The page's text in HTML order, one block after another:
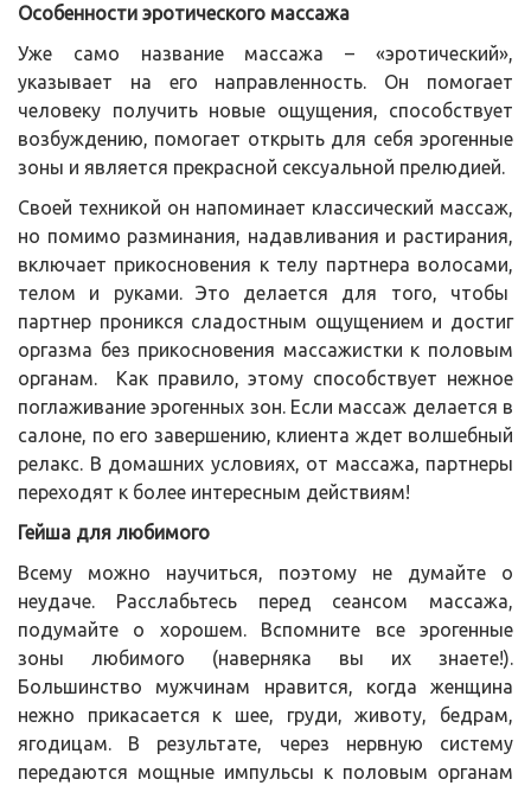
Особенности эротического массажа
Уже само название массажа – «эротический»,
указывает на его направленность. Он помогает
человеку получить новые ощущения, способствует
возбуждению, помогает открыть для себя эрогенные
зоны и является прекрасной сексуальной прелюдией.
Своей техникой он напоминает классический массаж,
но помимо разминания, надавливания и растирания,
включает прикосновения к телу партнера волосами,
телом и руками. Это делается для того, чтобы
партнер проникся сладостным ощущением и достиг
оргазма без прикосновения массажистки к половым
органам. Как правило, этому способствует нежное
поглаживание эрогенных зон. Если массаж делается в
салоне, по его завершению, клиента ждет волшебный
релакс. В домашних условиях, от массажа, партнеры
переходят к более интересным действиям!
Гейша для любимого
Всему можно научиться, поэтому не думайте о
неудаче. Расслабьтесь перед сеансом массажа,
подумайте о хорошем. Вспомните все эрогенные
зоны любимого (наверняка вы их знаете!).
Большинство мужчинам нравится, когда женщина
нежно прикасается к шее, груди, животу, бедрам,
ягодицам. В результате, через нервную систему
передаются мощные импульсы к половым органам